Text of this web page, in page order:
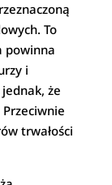
To
powinna
i
że
trwałości